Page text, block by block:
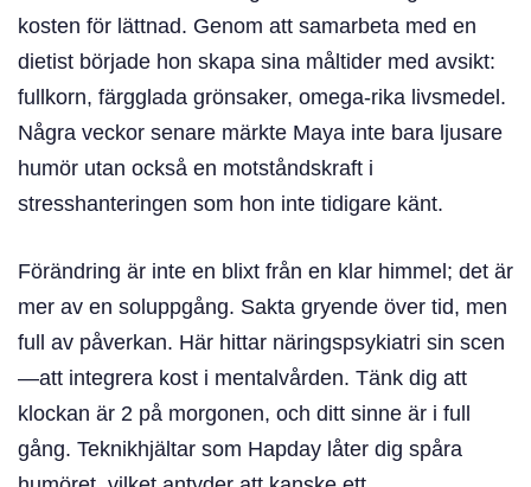
kosten för lättnad. Genom att samarbeta med en
dietist började hon skapa sina måltider med avsikt:
fullkorn, färgglada grönsaker, omega-rika livsmedel.
Några veckor senare märkte Maya inte bara ljusare
humör utan också en motståndskraft i
stresshanteringen som hon inte tidigare känt.
Förändring är inte en blixt från en klar himmel; det är
mer av en soluppgång. Sakta gryende över tid, men
full av påverkan. Här hittar näringspsykiatri sin scen
—att integrera kost i mentalvården. Tänk dig att
klockan är 2 på morgonen, och ditt sinne är i full
gång. Teknikhjältar som Hapday låter dig spåra